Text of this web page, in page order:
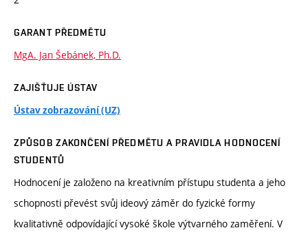
GARANT PŘEDMĚTU
MgA. Jan Šebánek, Ph.D.
ZAJIŠŤUJE ÚSTAV
Ústav zobrazování (UZ)
ZPŮSOB ZAKONČENÍ PŘEDMĚTU A PRAVIDLA HODNOCENÍ
STUDENTŮ
Hodnocení je založeno na kreativním přístupu studenta a jeho
schopnosti převést svůj ideový záměr do fyzické formy
kvalitativně odpovídající vysoké škole výtvarného zaměření. V